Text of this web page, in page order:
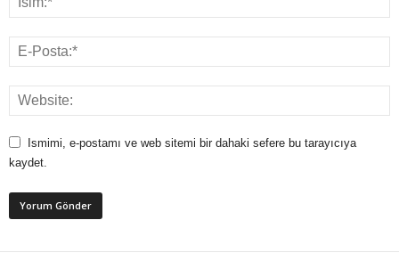
Ismimi, e-postamı ve web sitemi bir dahaki sefere bu tarayıcıya
kaydet.